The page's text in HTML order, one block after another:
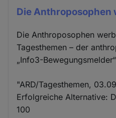
Die Anthroposophen
Die Anthroposophen
Tagesthemen – der
„Info3-
"ARD/Tagesthemen,
Erfolgreiche Alternative:
100